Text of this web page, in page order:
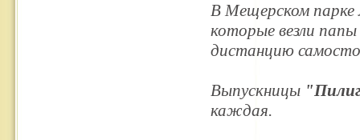
В Мещерском парке
которые везли
дистанцию
Выпускницы
каждая.